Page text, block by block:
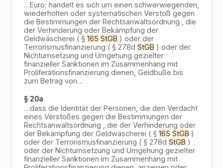
…Euro; handelt es sich um einen schwerwiegenden,
wiederholten oder systematischen Verstoß gegen
die Bestimmungen der Rechtsanwaltsordnung , die
der Verhinderung oder Bekämpfung der
Geldwäscherei ( § 165 StGB ) oder der
Terrorismusfinanzierung ( § 278d StGB ) oder der
Nichtumsetzung und Umgehung gezielter
finanzieller Sanktionen im Zusammenhang mit
Proliferationsfinanzierung dienen, Geldbuße bis
zum Betrag von…
§ 20a
…dass die Identität der Personen, die den Verdacht
eines Verstoßes gegen die Bestimmungen der
Rechtsanwaltsordnung , die der Verhinderung oder
der Bekämpfung der Geldwäscherei ( § 165 StGB )
oder der Terrorismusfinanzierung ( § 278d StGB )
oder der Nichtumsetzung und Umgehung gezielter
finanzieller Sanktionen im Zusammenhang mit